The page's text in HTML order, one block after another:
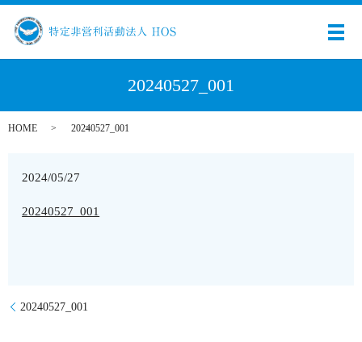
メ
20240527_001
HOME 20240527_001
2024/05/27
20240527_001
20240527_001